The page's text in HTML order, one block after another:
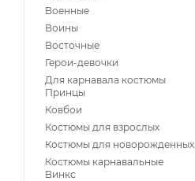
Военные
Воины
Восточные
Герои-девочки
Для карнавала костюмы
Принцы
Ковбои
Костюмы для взрослых
Костюмы для новорожденных
Костюмы карнавальные
Винкс